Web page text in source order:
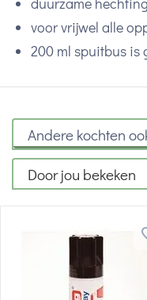
voor vrijwel alle
200 ml spuitbus is
Andere kochten
Door jou bekeken